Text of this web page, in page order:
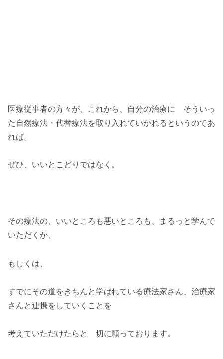
医療従事者の方々が、これから、自分の治療に そういっ
た自然療法・代替療法を取り入れていかれるというのであ
れば。
ぜひ、いいとこどりではなく。
その療法の、いいところも悪いところも、まるっと学んで
いただくか、
もしくは、
すでにその道をきちんと学ばれている療法家さん、治療家
さんと連携をしていくことを
考えていただけたらと 切に願っております。